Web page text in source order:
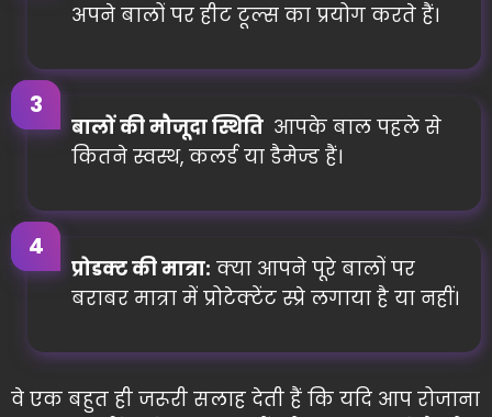
अपने बालों पर हीट टूल्स का प्रयोग करते हैं।
बालों की मौजूदा स्थिति आपके बाल पहले से
कितने स्वस्थ, कलर्ड या डैमेज्ड हैं।
प्रोडक्ट की मात्रा: क्या आपने पूरे बालों पर
बराबर मात्रा में प्रोटेक्टेंट स्प्रे लगाया है या नहीं।
वे एक बहुत ही जरूरी सलाह देती हैं कि यदि आप रोजाना